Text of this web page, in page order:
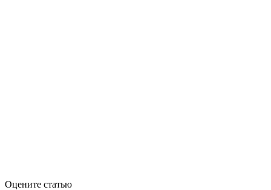
Оцените статью